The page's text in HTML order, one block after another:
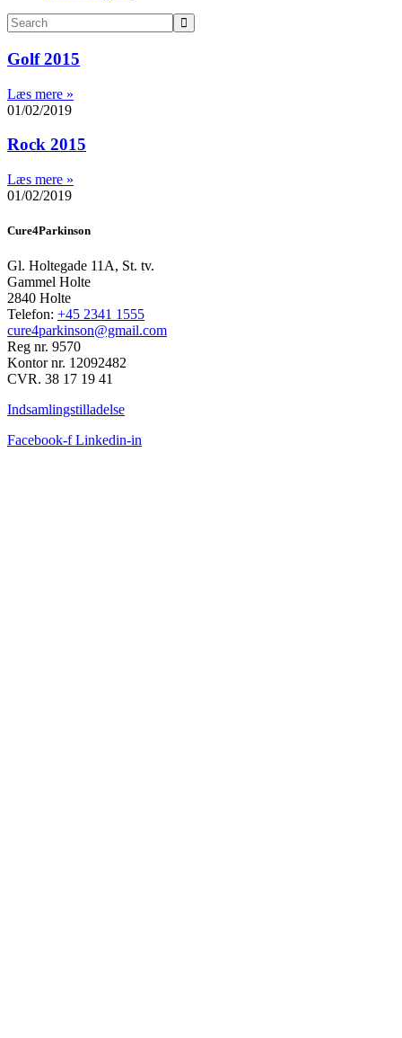
Golf 2015
Læs mere »
01/02/2019
Rock 2015
Læs mere »
01/02/2019
Cure4Parkinson
Gl. Holtegade 11A, St. tv.
Gammel Holte
2840 Holte
Telefon: +45 2341 1555
cure4parkinson@gmail.com
Reg nr. 9570
Kontor nr. 12092482
CVR. 38 17 19 41
Indsamlingstilladelse
Facebook-f Linkedin-in